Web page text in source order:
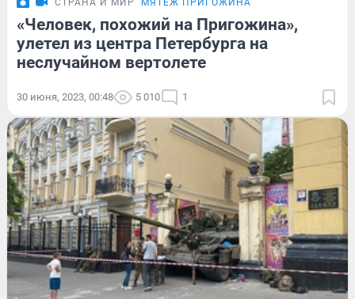
СТРАНА И МИР МЯТЕЖ ПРИГОЖИНА
«Человек, похожий на Пригожина»,
улетел из центра Петербурга на
неслучайном вертолете
30 июня, 2023, 00:48 5 010 1